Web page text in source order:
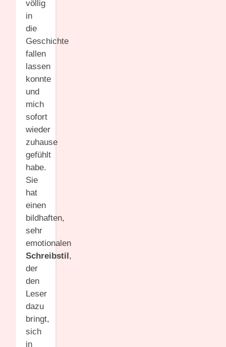
völlig
in
die
Geschichte
fallen
lassen
konnte
und
mich
sofort
wieder
zuhause
gefühlt
habe.
Sie
hat
einen
bildhaften,
sehr
emotionalen
Schreibstil,
der
den
Leser
dazu
bringt,
sich
in